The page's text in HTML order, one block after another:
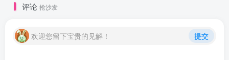
评论 抢沙发
欢迎您留下宝贵的见解！ 提交